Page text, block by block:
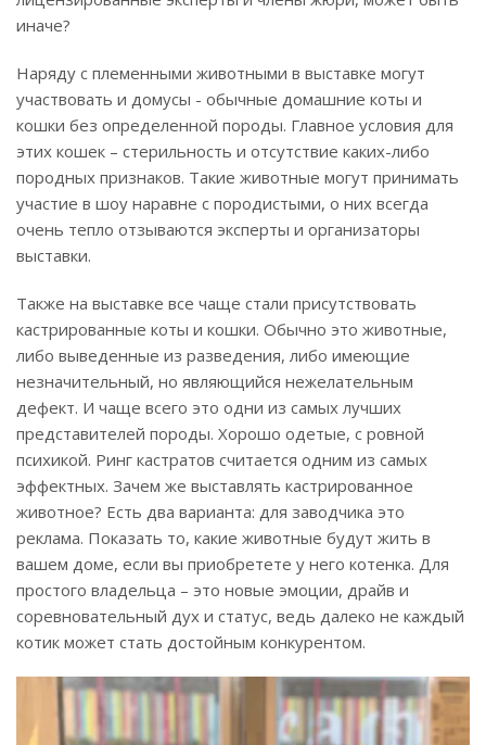
иначе?
Наряду с племенными животными в выставке могут
участвовать и домусы - обычные домашние коты и
кошки без определенной породы. Главное условия для
этих кошек – стерильность и отсутствие каких-либо
породных признаков. Такие животные могут принимать
участие в шоу наравне с породистыми, о них всегда
очень тепло отзываются эксперты и организаторы
выставки.
Также на выставке все чаще стали присутствовать
кастрированные коты и кошки. Обычно это животные,
либо выведенные из разведения, либо имеющие
незначительный, но являющийся нежелательным
дефект. И чаще всего это одни из самых лучших
представителей породы. Хорошо одетые, с ровной
психикой. Ринг кастратов считается одним из самых
эффектных. Зачем же выставлять кастрированное
животное? Есть два варианта: для заводчика это
реклама. Показать то, какие животные будут жить в
вашем доме, если вы приобретете у него котенка. Для
простого владельца – это новые эмоции, драйв и
соревновательный дух и статус, ведь далеко не каждый
котик может стать достойным конкурентом.